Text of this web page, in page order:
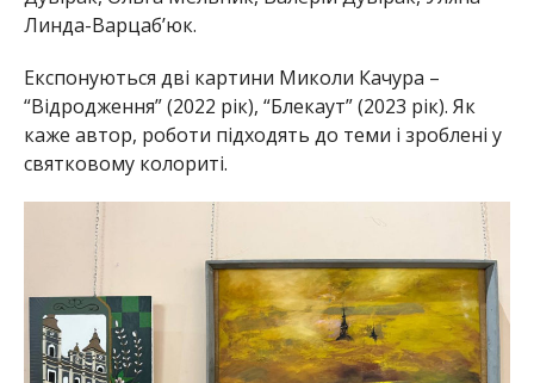
Линда-Варцаб’юк.
Експонуються дві картини Миколи Качура –
“Відродження” (2022 рік), “Блекаут” (2023 рік). Як
каже автор, роботи підходять до теми і зроблені у
святковому колориті.